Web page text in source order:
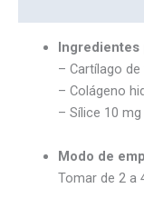
Ingredientes
– Cartílago
– Colágeno
– Sílice 10 mg
Modo de
Tomar de 2 a